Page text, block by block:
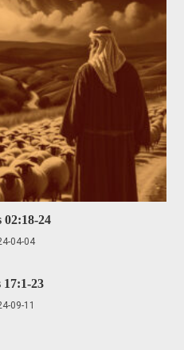
02:18-24
04-04
17:1-23
09-11